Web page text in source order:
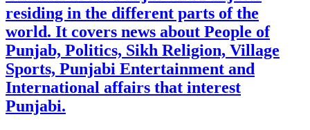
residing in the different parts of the
world. It covers news about People of
Punjab, Politics, Sikh Religion, Village
Sports, Punjabi Entertainment and
International affairs that interest
Punjabi.